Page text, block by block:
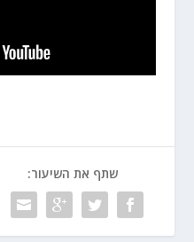
שתף את השיעור: